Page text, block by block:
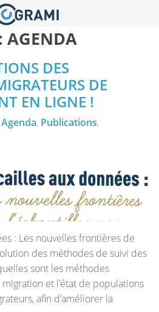
AGENDA
DES
DE
EN LIGNE !
Agenda, Publications,
: Les nouvelles frontières de
des méthodes de suivi des
sont les méthodes
et l’état de populations
afin d’améliorer la